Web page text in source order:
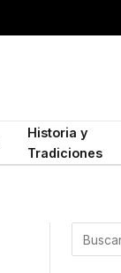
Historia y
Tradiciones